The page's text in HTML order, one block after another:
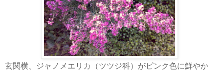
玄関横、ジャノメエリカ（ツツジ科）がピンク色に鮮やか